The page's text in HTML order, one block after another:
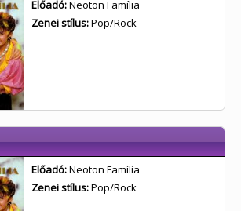
Előadó:Neoton Família
Zenei stílus:Pop/Rock
Előadó:Neoton Família
Zenei stílus:Pop/Rock